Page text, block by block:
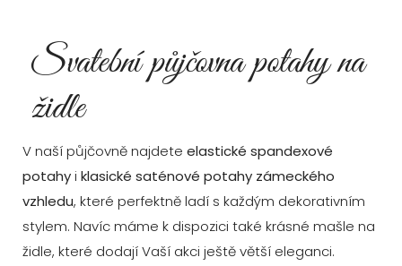
Svatební půjčovna potahy na
židle
V naší půjčovně najdete elastické spandexové
potahyi klasické saténové potahy zámeckého
vzhledu, které perfektně ladí s každým dekorativním
stylem. Navíc máme k dispozici také krásné mašle na
židle, které dodají Vaší akci ještě větší eleganci.